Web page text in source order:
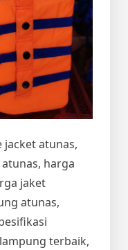
jacket atunas,
harga
jaket
atunas,
terbaik,